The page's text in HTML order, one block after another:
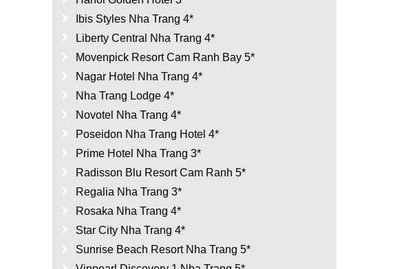
Ibis Styles Nha Trang 4*
Liberty Central Nha Trang 4*
Movenpick Resort Cam Ranh Bay 5*
Nagar Hotel Nha Trang 4*
Nha Trang Lodge 4*
Novotel Nha Trang 4*
Poseidon Nha Trang Hotel 4*
Prime Hotel Nha Trang 3*
Radisson Blu Resort Cam Ranh 5*
Regalia Nha Trang 3*
Rosaka Nha Trang 4*
Star City Nha Trang 4*
Sunrise Beach Resort Nha Trang 5*